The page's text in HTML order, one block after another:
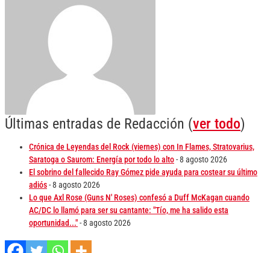
Últimas entradas de Redacción (ver todo)
Crónica de Leyendas del Rock (viernes) con In Flames, Stratovarius,
Saratoga o Saurom: Energía por todo lo alto- 8 agosto 2026
El sobrino del fallecido Ray Gómez pide ayuda para costear su último
adiós- 8 agosto 2026
Lo que Axl Rose (Guns N' Roses) confesó a Duff McKagan cuando
AC/DC lo llamó para ser su cantante: "Tío, me ha salido esta
oportunidad..."- 8 agosto 2026